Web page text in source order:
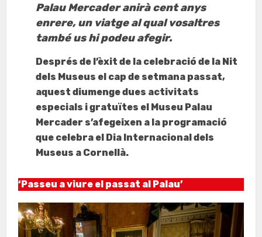
Palau Mercader anirà cent anys
enrere, un viatge al qual vosaltres
també us hi podeu afegir.
Després de l’èxit de la celebració de la Nit
dels Museus el cap de setmana passat,
aquest diumenge dues activitats
especials i gratuïtes el Museu Palau
Mercader s’afegeixen a la programació
que celebra el Dia Internacional dels
Museus a Cornellà.
‘Passeu a viure el passat al Palau’